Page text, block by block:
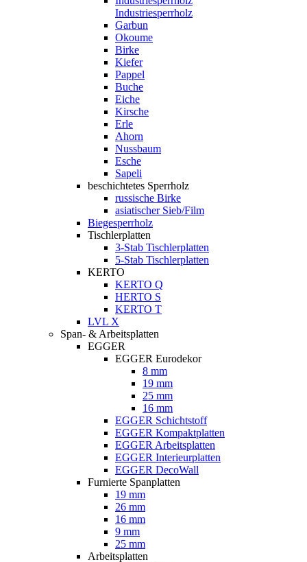
Industriesperrholz
Garbun
Okoume
Birke
Kiefer
Pappel
Buche
Eiche
Kirsche
Erle
Ahorn
Nussbaum
Esche
Sapeli
beschichtetes Sperrholz
russische Birke
asiatischer Sieb/Film
Biegesperrholz
Tischlerplatten
3-Stab Tischlerplatten
5-Stab Tischlerplatten
KERTO
KERTO Q
HERTO S
KERTO T
LVL X
Span- & Arbeitsplatten
EGGER
EGGER Eurodekor
8 mm
19 mm
25 mm
16 mm
EGGER Schichtstoff
EGGER Kompaktplatten
EGGER Arbeitsplatten
EGGER Interieurplatten
EGGER DecoWall
Furnierte Spanplatten
19 mm
26 mm
16 mm
9 mm
25 mm
Arbeitsplatten